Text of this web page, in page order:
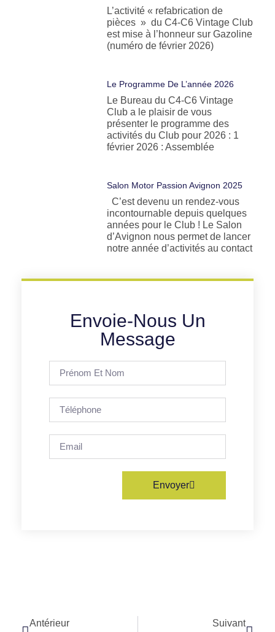
L’activité « refabrication de
pièces » du C4-C6 Vintage Club
est mise à l’honneur sur Gazoline
(numéro de février 2026)
Le Programme De L’année 2026
Le Bureau du C4-C6 Vintage
Club a le plaisir de vous
présenter le programme des
activités du Club pour 2026 : 1
février 2026 : Assemblée
Salon Motor Passion Avignon 2025
C’est devenu un rendez-vous
incontournable depuis quelques
années pour le Club ! Le Salon
d’Avignon nous permet de lancer
notre année d’activités au contact
Envoie-Nous Un
Message
Envoyer
Antérieur Suivant